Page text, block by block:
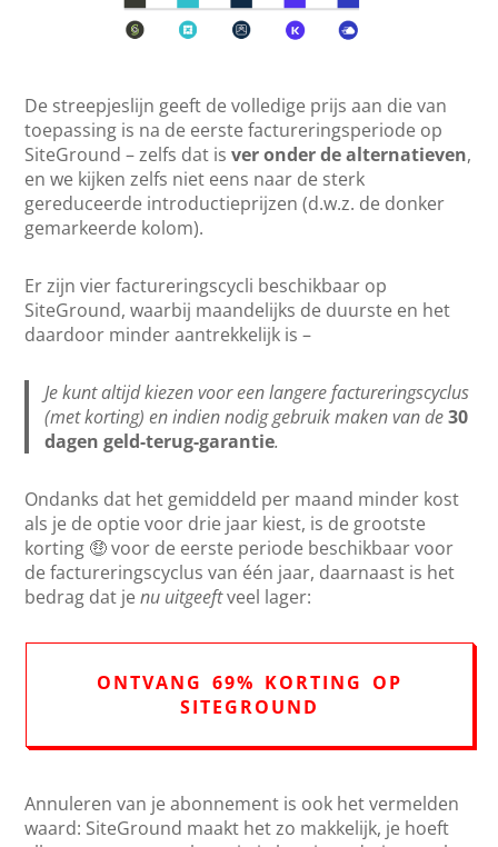
De streepjeslijn geeft de volledige prijs aan die van
toepassing is na de eerste factureringsperiode op
SiteGround – zelfs dat isver onder de alternatieven,
en we kijken zelfs niet eens naar de sterk
gereduceerde introductieprijzen (d.w.z. de donker
gemarkeerde kolom).
Er zijn vier factureringscycli beschikbaar op
SiteGround, waarbij maandelijks de duurste en het
daardoor minder aantrekkelijk is –
Je kunt altijd kiezen voor een langere factureringscyclus
(met korting) en indien nodig gebruik maken van de30
dagen geld-terug-garantie.
Ondanks dat het gemiddeld per maand minder kost
als je de optie voor drie jaar kiest, is de grootste
korting 🤑 voor de eerste periode beschikbaar voor
de factureringscyclus van één jaar, daarnaast is het
bedrag dat jenu uitgeeftveel lager:
ONTVANG 69% KORTING OP
SITEGROUND
Annuleren van je abonnement is ook het vermelden
waard: SiteGround maakt het zo makkelijk, je hoeft